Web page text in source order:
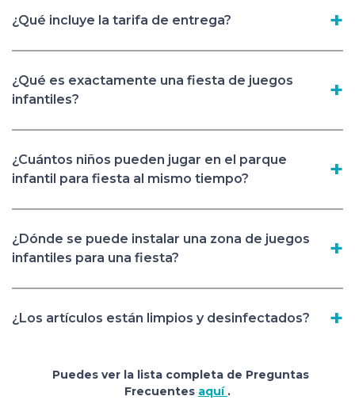
¿Qué incluye la tarifa de entrega?
¿Qué es exactamente una fiesta de juegos
infantiles?
¿Cuántos niños pueden jugar en el parque
infantil para fiesta al mismo tiempo?
¿Dónde se puede instalar una zona de juegos
infantiles para una fiesta?
¿Los artículos están limpios y desinfectados?
Puedes ver la lista completa de Preguntas
Frecuentes aquí .